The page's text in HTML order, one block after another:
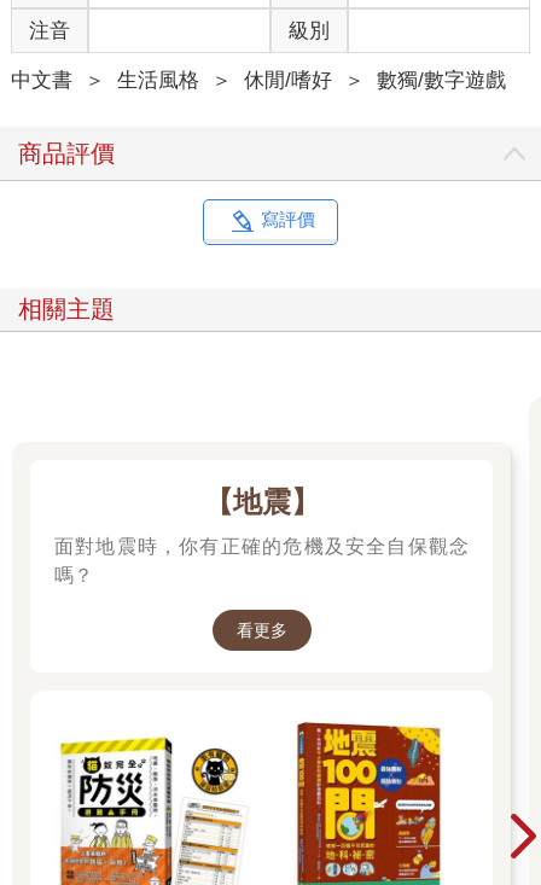
注音 級別
中文書 ＞ 生活風格 ＞ 休閒/嗜好 ＞ 數獨/數字遊戲
商品評價
寫評價
相關主題
【地震】
面對地震時，你有正確的危機及安全自保觀念
嗎？
看更多